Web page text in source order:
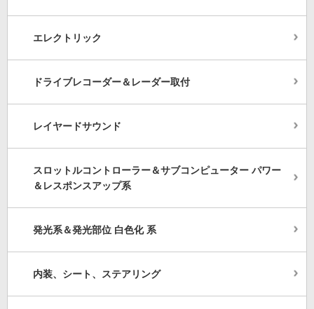
エレクトリック
ドライブレコーダー＆レーダー取付
レイヤードサウンド
スロットルコントローラー＆サブコンピューター パワー
＆レスポンスアップ系
発光系＆発光部位 白色化 系
内装、シート、ステアリング